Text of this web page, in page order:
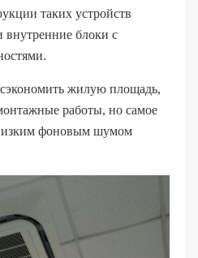
таких устройств
внутренние блоки с
жилую площадь,
работы, но самое
фоновым шумом